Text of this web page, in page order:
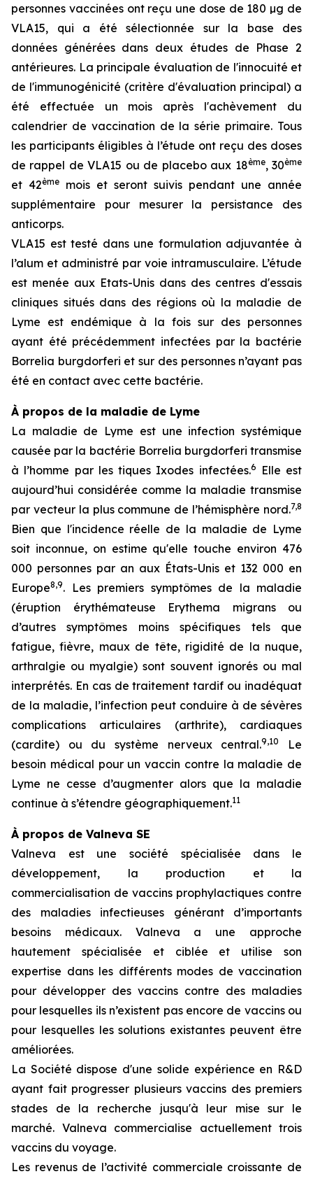
personnes vaccinées ont reçu une dose de 180 µg de
VLA15, qui a été sélectionnée sur la base des
données générées dans deux études de Phase 2
antérieures. La principale évaluation de l'innocuité et
de l'immunogénicité (critère d'évaluation principal) a
été effectuée un mois après l'achèvement du
calendrier de vaccination de la série primaire. Tous
les participants éligibles à l’étude ont reçu des doses
de rappel de VLA15 ou de placebo aux 18ème, 30ème
et 42ème
mois et seront suivis pendant une année
supplémentaire pour mesurer la persistance des
anticorps.
VLA15 est testé dans une formulation adjuvantée à
l’alum et administré par voie intramusculaire. L’étude
est menée aux Etats-Unis dans des centres d'essais
cliniques situés dans des régions où la maladie de
Lyme est endémique à la fois sur des personnes
ayant été précédemment infectées par la bactérie
Borrelia burgdorferi et sur des personnes n’ayant pas
été en contact avec cette bactérie.
À propos de la maladie de Lyme
La maladie de Lyme est une infection systémique
causée par la bactérie Borrelia burgdorferi transmise
à l’homme par les tiques Ixodes infectées.6
Elle est
aujourd’hui considérée comme la maladie transmise
par vecteur la plus commune de l’hémisphère nord.7,8
Bien que l'incidence réelle de la maladie de Lyme
soit inconnue, on estime qu'elle touche environ 476
000 personnes par an aux États-Unis et 132 000 en
Europe8,9. Les premiers symptômes de la maladie
(éruption érythémateuse Erythema migrans ou
d’autres symptômes moins spécifiques tels que
fatigue, fièvre, maux de tête, rigidité de la nuque,
arthralgie ou myalgie) sont souvent ignorés ou mal
interprétés. En cas de traitement tardif ou inadéquat
de la maladie, l’infection peut conduire à de sévères
complications articulaires (arthrite), cardiaques
(cardite) ou du système nerveux central.9,10
Le
besoin médical pour un vaccin contre la maladie de
Lyme ne cesse d’augmenter alors que la maladie
continue à s’étendre géographiquement.11
À propos de Valneva SE
Valneva est une société spécialisée dans le
développement, la production et la
commercialisation de vaccins prophylactiques contre
des maladies infectieuses générant d’importants
besoins médicaux. Valneva a une approche
hautement spécialisée et ciblée et utilise son
expertise dans les différents modes de vaccination
pour développer des vaccins contre des maladies
pour lesquelles ils n’existent pas encore de vaccins ou
pour lesquelles les solutions existantes peuvent être
améliorées.
La Société dispose d'une solide expérience en R&D
ayant fait progresser plusieurs vaccins des premiers
stades de la recherche jusqu'à leur mise sur le
marché. Valneva commercialise actuellement trois
vaccins du voyage.
Les revenus de l’activité commerciale croissante de